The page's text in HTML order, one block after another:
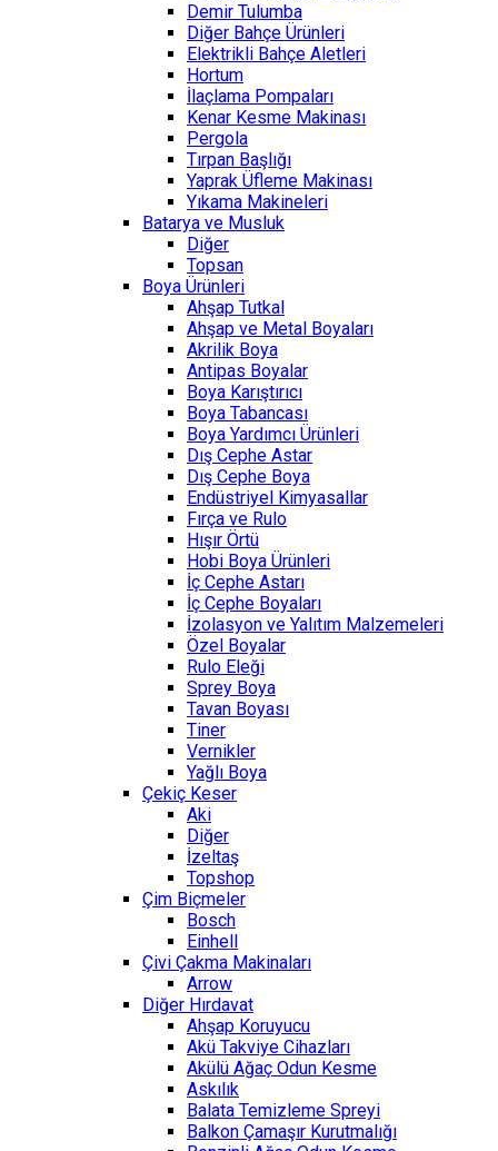
Demir Tulumba
Diğer Bahçe Ürünleri
Elektrikli Bahçe Aletleri
Hortum
İlaçlama Pompaları
Kenar Kesme Makinası
Pergola
Tırpan Başlığı
Yaprak Üfleme Makinası
Yıkama Makineleri
Batarya ve Musluk
Diğer
Topsan
Boya Ürünleri
Ahşap Tutkal
Ahşap ve Metal Boyaları
Akrilik Boya
Antipas Boyalar
Boya Karıştırıcı
Boya Tabancası
Boya Yardımcı Ürünleri
Dış Cephe Astar
Dış Cephe Boya
Endüstriyel Kimyasallar
Fırça ve Rulo
Hışır Örtü
Hobi Boya Ürünleri
İç Cephe Astarı
İç Cephe Boyaları
İzolasyon ve Yalıtım Malzemeleri
Özel Boyalar
Rulo Eleği
Sprey Boya
Tavan Boyası
Tiner
Vernikler
Yağlı Boya
Çekiç Keser
Aki
Diğer
İzeltaş
Topshop
Çim Biçmeler
Bosch
Einhell
Çivi Çakma Makinaları
Arrow
Diğer Hırdavat
Ahşap Koruyucu
Akü Takviye Cihazları
Akülü Ağaç Odun Kesme
Askılık
Balata Temizleme Spreyi
Balkon Çamaşır Kurutmalığı